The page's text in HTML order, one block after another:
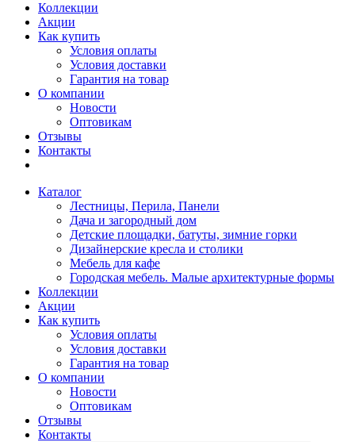
Коллекции
Акции
Как купить
Условия оплаты
Условия доставки
Гарантия на товар
О компании
Новости
Оптовикам
Отзывы
Контакты
Каталог
Лестницы, Перила, Панели
Дача и загородный дом
Детские площадки, батуты, зимние горки
Дизайнерские кресла и столики
Мебель для кафе
Городская мебель. Малые архитектурные формы
Коллекции
Акции
Как купить
Условия оплаты
Условия доставки
Гарантия на товар
О компании
Новости
Оптовикам
Отзывы
Контакты